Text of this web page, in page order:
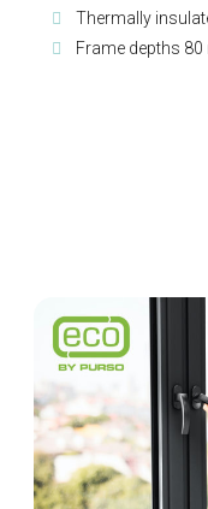
Thermally
Frame depths 80